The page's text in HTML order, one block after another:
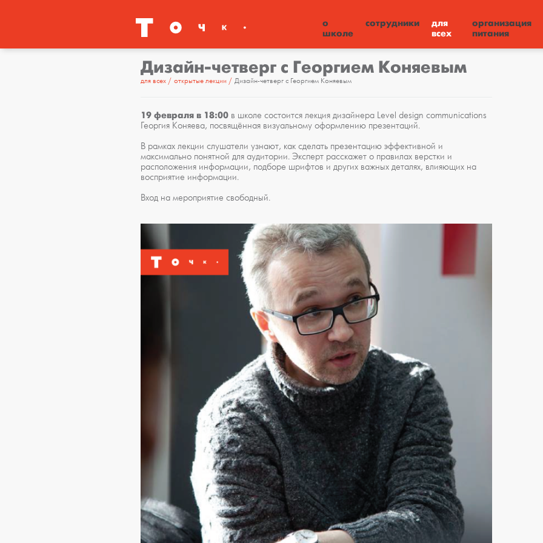
о
школе
сотрудники
для
всех
организация
питания
Дизайн-четверг с Георгием Коняевым
для всех открытые лекции Дизайн-четверг с Георгием Коняевым
19 февраля в 18:00 в школе состоится лекция дизайнера Level design communications
Георгия Коняева, посвящённая визуальному оформлению презентаций.
В рамках лекции слушатели узнают, как сделать презентацию эффективной и
максимально понятной для аудитории. Эксперт расскажет о правилах верстки и
расположения информации, подборе шрифтов и других важных деталях, влияющих на
восприятие информации.
Вход на мероприятие свободный.